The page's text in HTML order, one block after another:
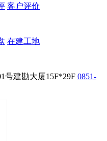
客户评价
在建工地
号建勘大厦15F*29F 0851-